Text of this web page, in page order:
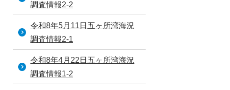
調査情報2-2
令和8年5月11日五ヶ所湾海況
調査情報2-1
令和8年4月22日五ヶ所湾海況
調査情報1-2